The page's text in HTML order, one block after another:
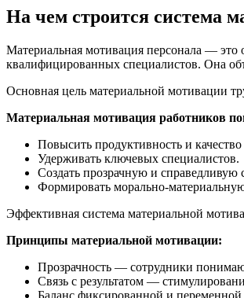
На чем строится система
Материальная мотивация персонала — это
квалифицированных специалистов. Она
Основная цель материальной мотивации
Материальная мотивация работников
Повысить продуктивность и
Удерживать ключевых специалистов.
Создать прозрачную и справедливую
Формировать морально-
Эффективная система материальной
Принципы материальной мотивации:
Прозрачность — сотрудники
Связь с результатом —
Баланс фиксированной и переменной